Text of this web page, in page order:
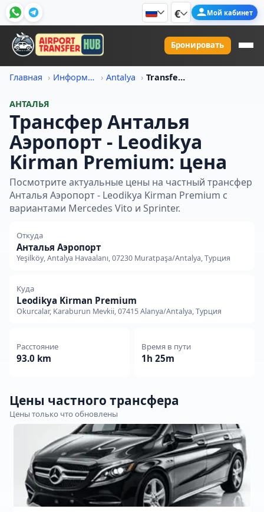
€ Мой кабинет
Бронировать
Главная Информация о ценах на трансфер Antalya Transfer Iz Antalya Aeroport V Leodikya Kirman Premium Tsena
АНТАЛЬЯ
Трансфер Анталья
Аэропорт - Leodikya
Kirman Premium: цена
Посмотрите актуальные цены на частный трансфер
Анталья Аэропорт - Leodikya Kirman Premium с
вариантами Mercedes Vito и Sprinter.
Откуда
Анталья Аэропорт
Yeşilköy, Antalya Havaalanı, 07230 Muratpaşa/Antalya, Турция
Куда
Leodikya Kirman Premium
Okurcalar, Karaburun Mevkii, 07415 Alanya/Antalya, Турция
Расстояние
93.0 km
Время в пути
1h 25m
Цены частного трансфера
Цены только что обновлены